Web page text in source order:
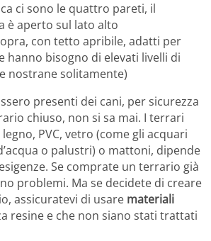
ci sono le quattro pareti, il
è aperto sul lato alto
con tetto apribile, adatti per
hanno bisogno di elevati livelli di
nostrane solitamente)
presenti dei cani, per sicurezza
chiuso, non si sa mai. I terrari
PVC, vetro (come gli acquari
o palustri) o mattoni, dipende
Se comprate un terrario già
problemi. Ma se decidete di creare
assicuratevi di usare materiali
resine e che non siano stati trattati